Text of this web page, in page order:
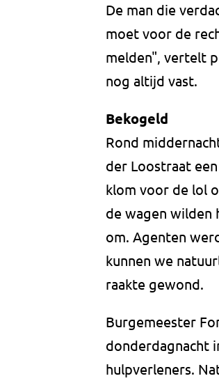
De man die
moet voor de
melden", vertelt
nog altijd vast.
Bekogeld
Rond
der Loostraat
klom voor de lol
de wagen wilden
om. Agenten
kunnen we
raakte gewond.
Burgemeester
donderdagnacht
hulpverleners.